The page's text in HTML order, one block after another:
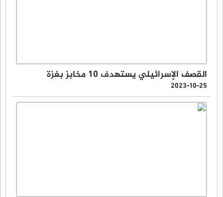
القصف الإسرائيلي يستهدف 10 مخابز بغزة
2023-10-25